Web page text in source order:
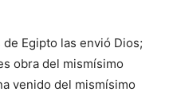
de Egipto las envió Dios;
obra del mismísimo
venido del mismísimo